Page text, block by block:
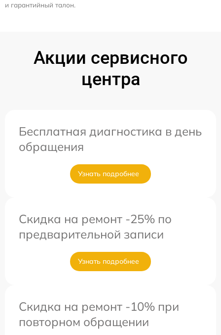
и гарантийный талон.
Акции сервисного
центра
Бесплатная диагностика в день
обращения
Узнать подробнее
Скидка на ремонт -25% по
предварительной записи
Узнать подробнее
Скидка на ремонт -10% при
повторном обращении